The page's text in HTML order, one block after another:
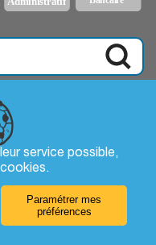
service possible,
cookies.
Paramétrer mes
préférences